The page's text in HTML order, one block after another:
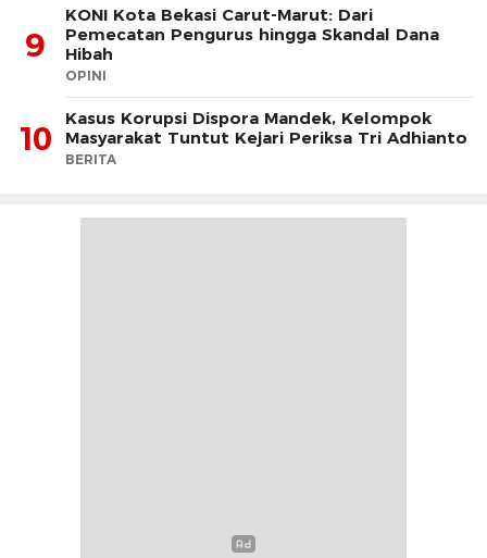
9
KONI Kota Bekasi Carut-Marut: Dari
Pemecatan Pengurus hingga Skandal Dana
Hibah
OPINI
10
Kasus Korupsi Dispora Mandek, Kelompok
Masyarakat Tuntut Kejari Periksa Tri Adhianto
BERITA